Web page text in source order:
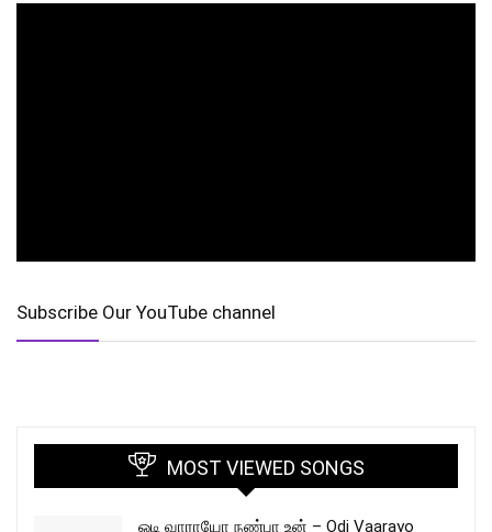
Subscribe Our YouTube channel
MOST VIEWED SONGS
ஓடி வாராயோ நண்பா உன் – Odi Vaarayo